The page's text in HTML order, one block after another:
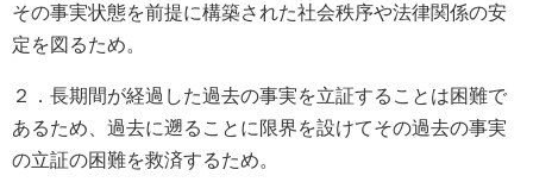
その事実状態を前提に構築された社会秩序や法律関係の安
定を図るため。
２．長期間が経過した過去の事実を立証することは困難で
あるため、過去に遡ることに限界を設けてその過去の事実
の立証の困難を救済するため。